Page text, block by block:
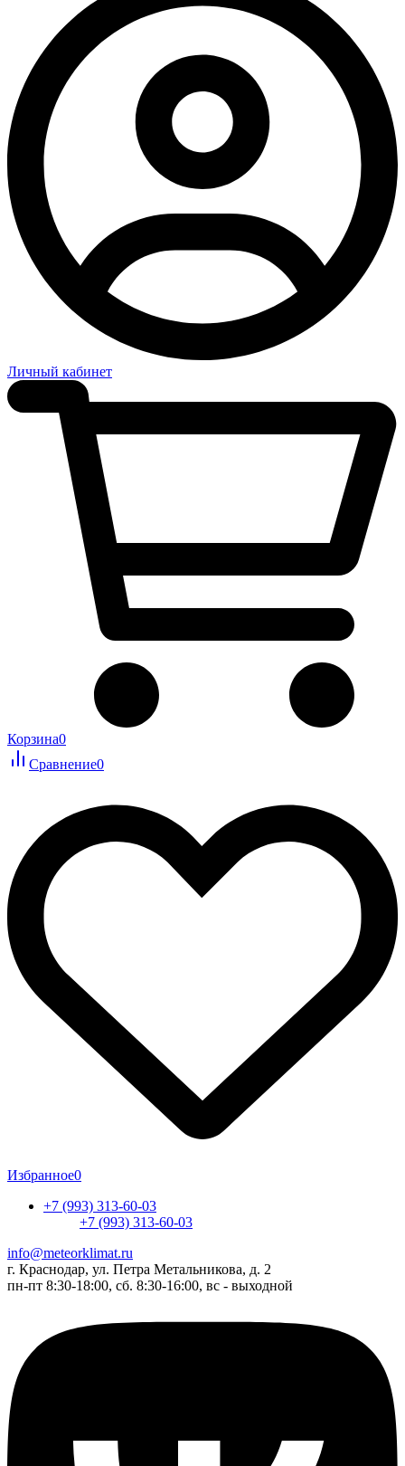
Личный кабинет
Корзина0
Сравнение0
Избранное0
+7 (993) 313-60-03
+7 (993) 313-60-03
info@meteorklimat.ru
г. Краснодар, ул. Петра Метальникова, д. 2
пн-пт 8:30-18:00, сб. 8:30-16:00, вс - выходной